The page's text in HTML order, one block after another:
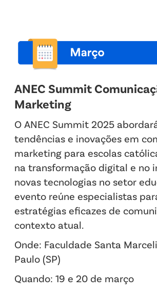
ANEC Summit
Marketing
O ANEC Summit 2025
tendências e inovações em
marketing para escolas
na transformação digital e no
novas tecnologias no setor
evento reúne especialistas
estratégias eficazes de
contexto atual.
Onde: Faculdade Santa
Paulo (SP)
Quando: 19 e 20 de março